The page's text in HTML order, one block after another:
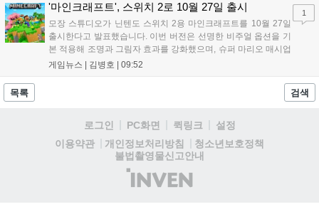
'마인크래프트', 스위치 2로 10월 27일 출시
모장 스튜디오가 닌텐도 스위치 2용 마인크래프트를 10월 27일
출시한다고 발표했습니다. 이번 버전은 선명한 비주얼 옵션을 기
본 적용해 조명과 그림자 효과를 강화했으며, 슈퍼 마리오 매시업
팩도 업데이트됩니다. 기존 월드 이관이 가능하며 디지털 업그레
됩니다. 일부 환경에서는 해당 그래픽 옵션이 제한될 수 있습니
게임뉴스 | 김병호 09:52
1
목록 검색
로그인 PC화면 퀵링크
설정
이용약관
개인정보처리방침
청소년보호정책
불법촬영물신고안내
(주)
인